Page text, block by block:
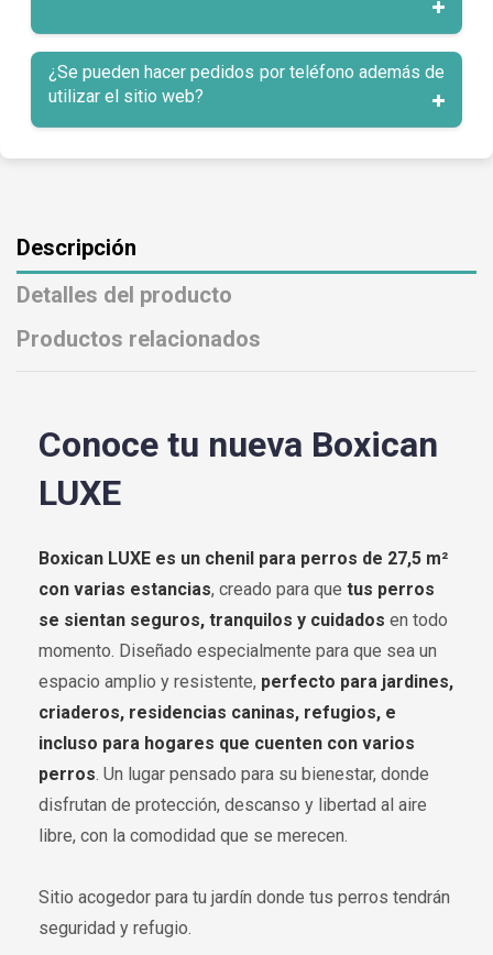
¿Se pueden hacer pedidos por teléfono además de
utilizar el sitio web?
Descripción
Detalles del producto
Productos relacionados
Conoce tu nueva Boxican
LUXE
Boxican LUXE es un chenil para perros de 27,5 m²
con varias estancias, creado para que tus perros
se sientan seguros, tranquilos y cuidados en todo
momento. Diseñado especialmente para que sea un
espacio amplio y resistente, perfecto para jardines,
criaderos, residencias caninas, refugios, e
incluso para hogares que cuenten con varios
perros. Un lugar pensado para su bienestar, donde
disfrutan de protección, descanso y libertad al aire
libre, con la comodidad que se merecen.
Sitio acogedor para tu jardín donde tus perros tendrán
seguridad y refugio.